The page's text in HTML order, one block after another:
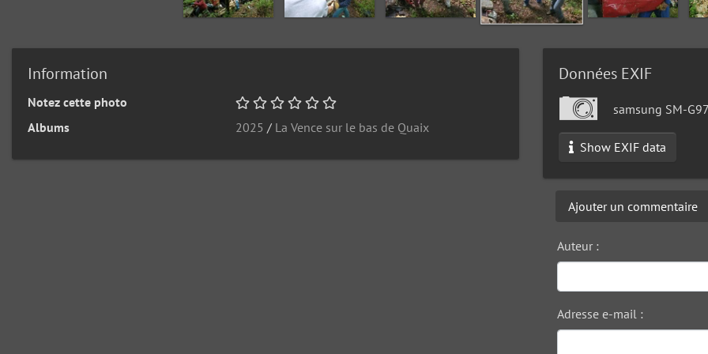
Information
Notez cette photo
Albums
2025 / La Vence sur le bas de Quaix
Données EXIF
samsung SM-
Show EXIF data
Ajouter un commentaire
Auteur :
Adresse e-mail :